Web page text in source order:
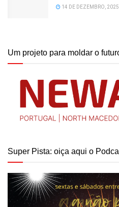
14 DE DEZEMBRO, 2025
Um projeto para moldar o
Super Pista: oiça aqui o